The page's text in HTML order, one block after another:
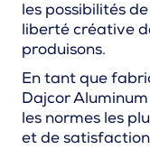
les possibilités
liberté créative
produisons.
En tant que
Dajcor
les normes les
et de